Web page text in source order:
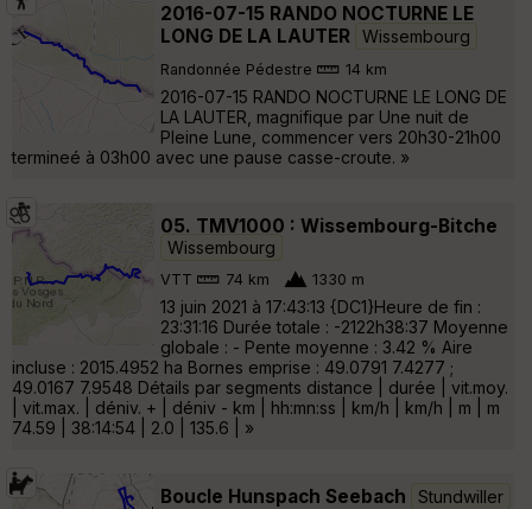
2016-07-15 RANDO NOCTURNE LE
LONG DE LA LAUTER Wissembourg
Randonnée Pédestre 14 km
2016-07-15 RANDO NOCTURNE LE LONG DE
LA LAUTER, magnifique par Une nuit de
Pleine Lune, commencer vers 20h30-21h00
termineé à 03h00 avec une pause casse-croute. »
05. TMV1000 : Wissembourg-Bitche
Wissembourg
VTT 74 km 1330 m
13 juin 2021 à 17:43:13 {DC1}Heure de fin :
23:31:16 Durée totale : -2122h38:37 Moyenne
globale : - Pente moyenne : 3.42 % Aire
incluse : 2015.4952 ha Bornes emprise : 49.0791 7.4277 ;
49.0167 7.9548 Détails par segments distance | durée | vit.moy.
| vit.max. | déniv. + | déniv - km | hh:mn:ss | km/h | km/h | m | m
74.59 | 38:14:54 | 2.0 | 135.6 | »
Boucle Hunspach Seebach Stundwiller